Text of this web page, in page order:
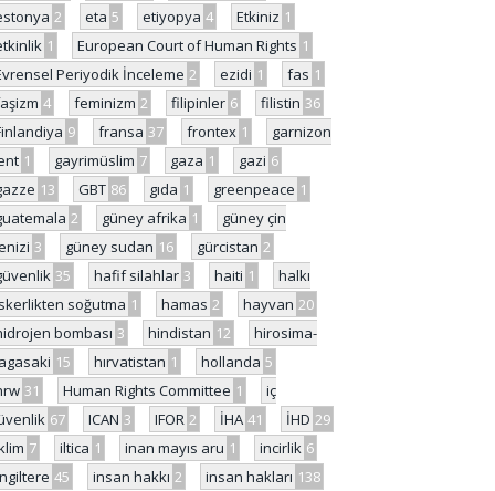
2 eta 5 etiyopya 4 Etkiniz 1
1 European Court of Human Rights 1
Periyodik İnceleme 2 ezidi 1 fas 1
4 feminizm 2 filipinler 6 filistin 36
9 fransa 37 frontex 1
garnizon
1 gayrimüslim 7 gaza 1 gazi 6
13 GBT 86 gıda 1 greenpeace 1
2 güney afrika 1
güney çin
3 güney sudan 16 gürcistan 2
35 hafif silahlar 3 haiti 1
halkı
soğutma 1 hamas 2 hayvan 20
bombası 3 hindistan 12
hirosima-
15 hırvatistan 1 hollanda 5
31 Human Rights Committee 1
iç
67 ICAN 3 IFOR 2 İHA 41 İHD 29
7 iltica 1 inan mayıs aru 1 incirlik 6
45 insan hakkı 2 insan hakları 138